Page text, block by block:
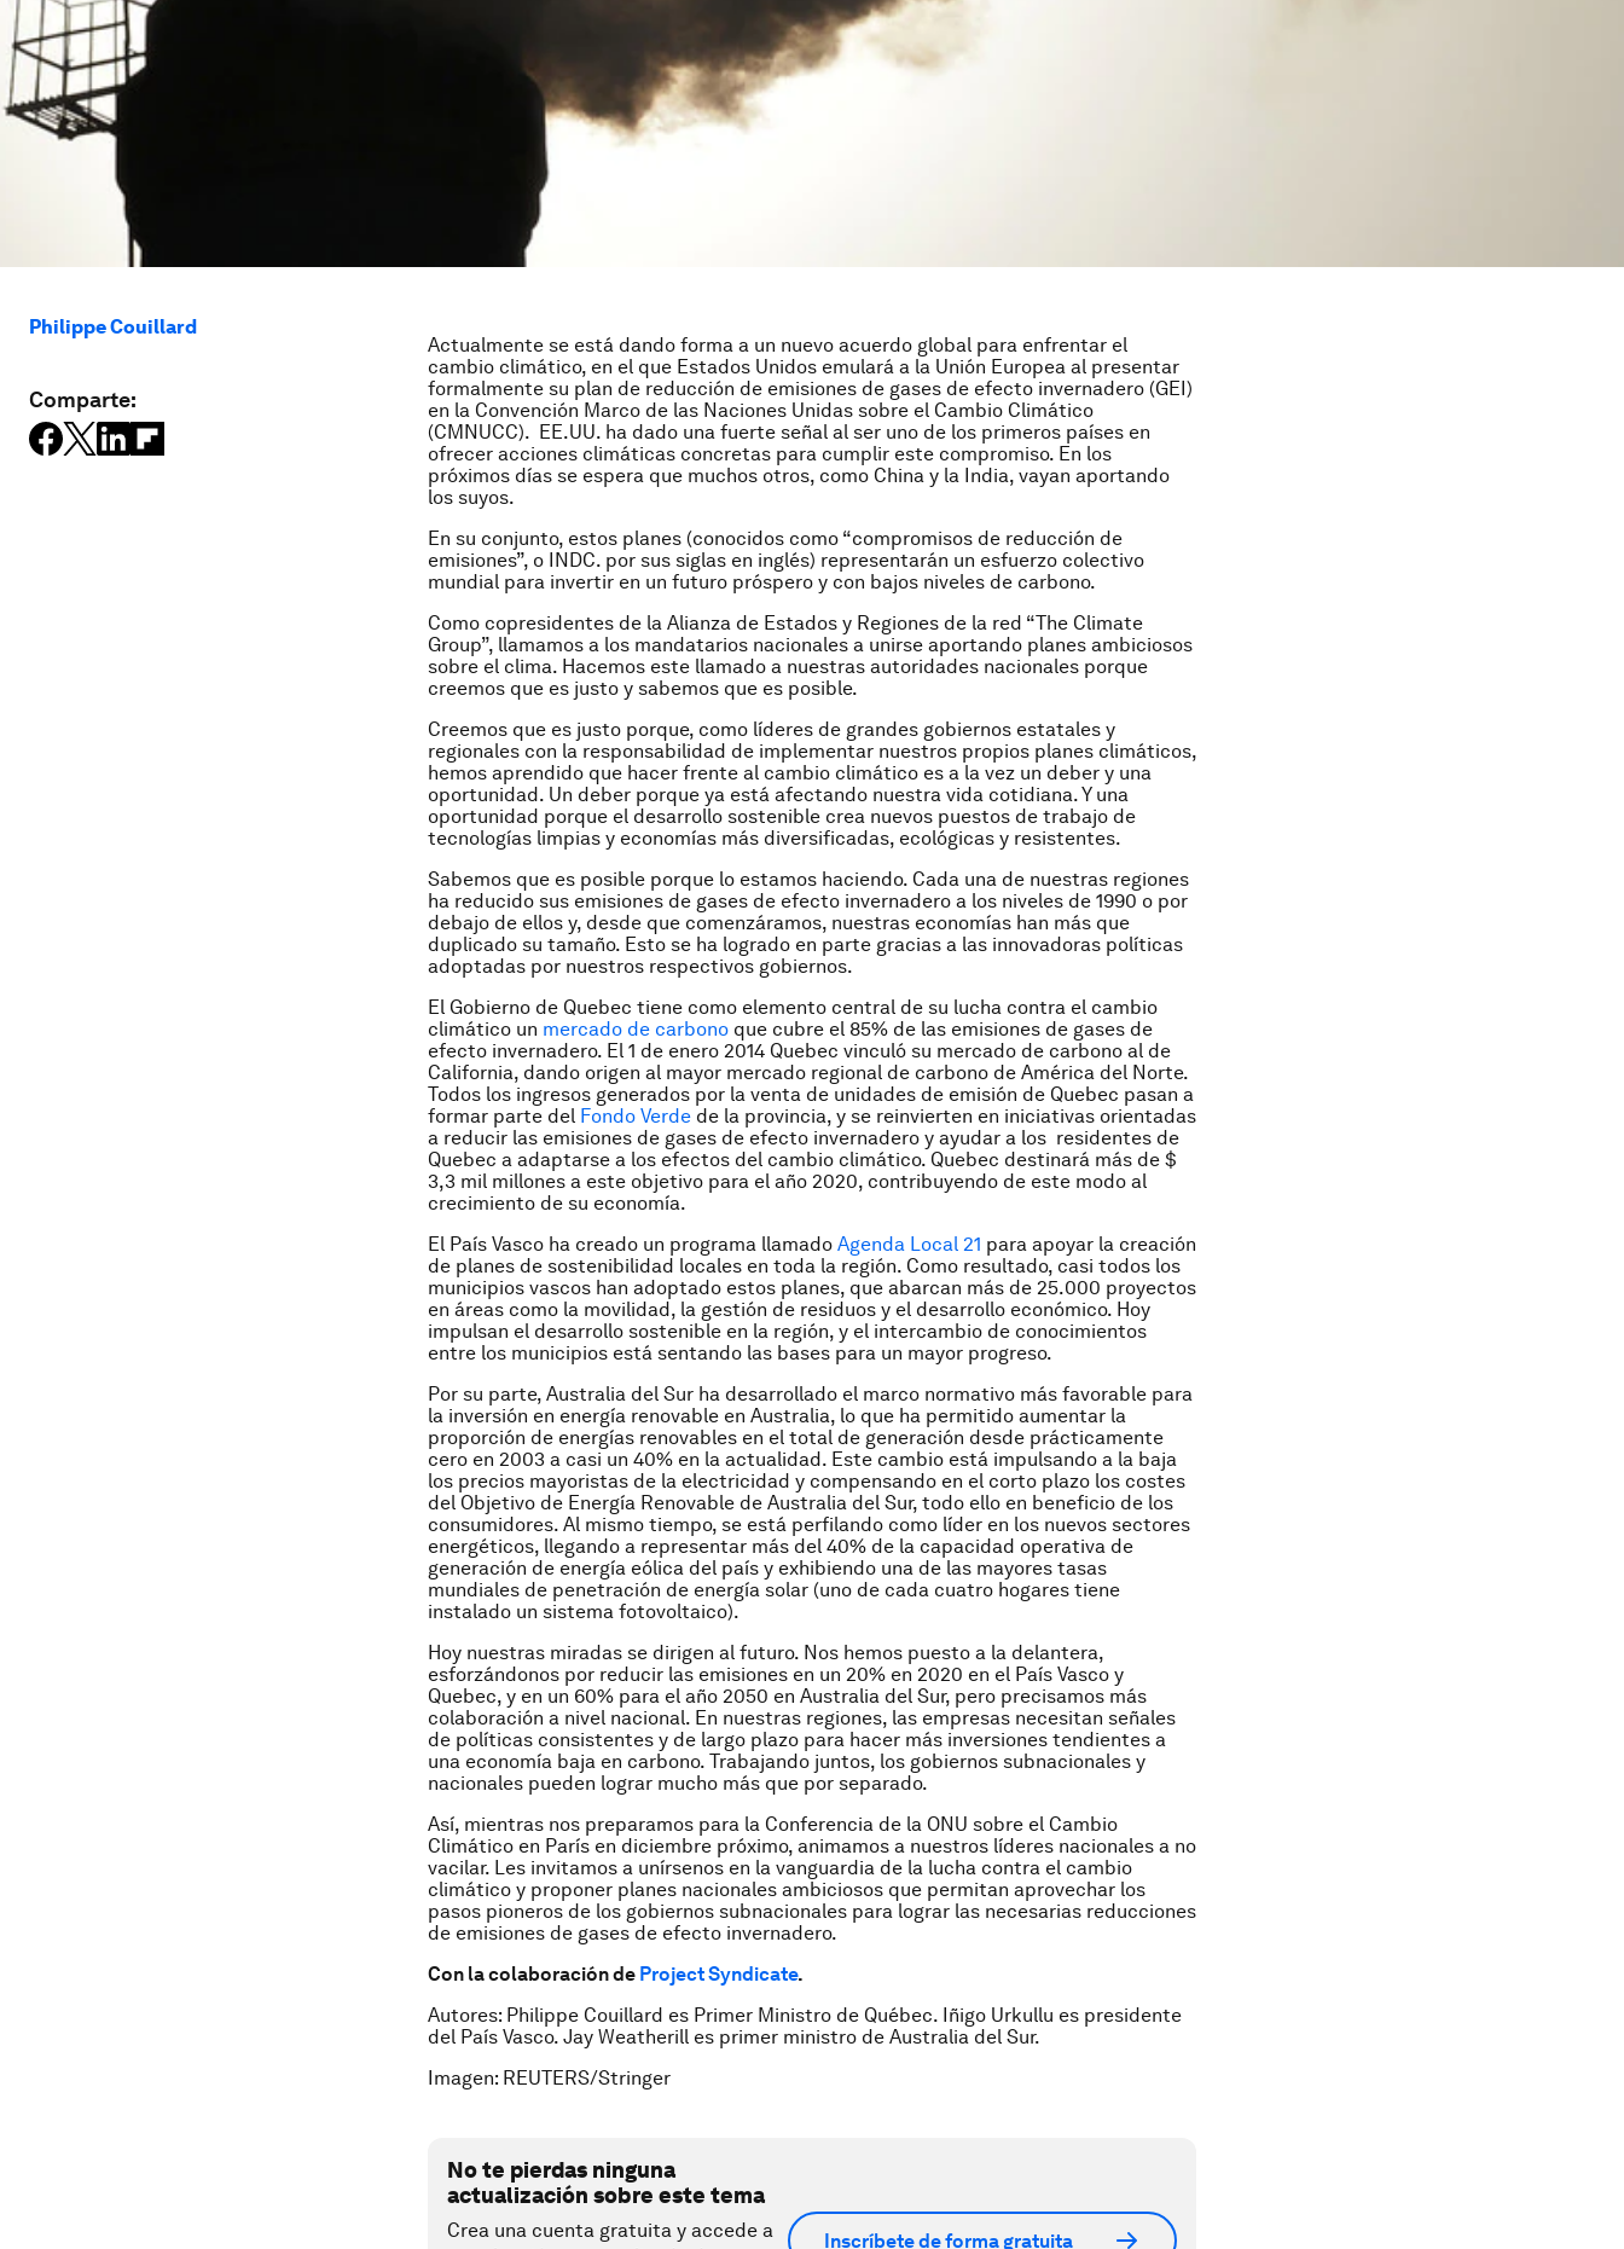
Philippe Couillard
Comparte:
Actualmente se está dando forma a un nuevo acuerdo global para enfrentar el
cambio climático, en el que Estados Unidos emulará a la Unión Europea al presentar
formalmente su plan de reducción de emisiones de gases de efecto invernadero (GEI)
en la Convención Marco de las Naciones Unidas sobre el Cambio Climático
(CMNUCC). EE.UU. ha dado una fuerte señal al ser uno de los primeros países en
ofrecer acciones climáticas concretas para cumplir este compromiso. En los
próximos días se espera que muchos otros, como China y la India, vayan aportando
los suyos.
En su conjunto, estos planes (conocidos como “compromisos de reducción de
emisiones”, o INDC. por sus siglas en inglés) representarán un esfuerzo colectivo
mundial para invertir en un futuro próspero y con bajos niveles de carbono.
Como copresidentes de la Alianza de Estados y Regiones de la red “The Climate
Group”, llamamos a los mandatarios nacionales a unirse aportando planes ambiciosos
sobre el clima. Hacemos este llamado a nuestras autoridades nacionales porque
creemos que es justo y sabemos que es posible.
Creemos que es justo porque, como líderes de grandes gobiernos estatales y
regionales con la responsabilidad de implementar nuestros propios planes climáticos,
hemos aprendido que hacer frente al cambio climático es a la vez un deber y una
oportunidad. Un deber porque ya está afectando nuestra vida cotidiana. Y una
oportunidad porque el desarrollo sostenible crea nuevos puestos de trabajo de
tecnologías limpias y economías más diversificadas, ecológicas y resistentes.
Sabemos que es posible porque lo estamos haciendo. Cada una de nuestras regiones
ha reducido sus emisiones de gases de efecto invernadero a los niveles de 1990 o por
debajo de ellos y, desde que comenzáramos, nuestras economías han más que
duplicado su tamaño. Esto se ha logrado en parte gracias a las innovadoras políticas
adoptadas por nuestros respectivos gobiernos.
El Gobierno de Quebec tiene como elemento central de su lucha contra el cambio
climático un mercado de carbono que cubre el 85% de las emisiones de gases de
efecto invernadero. El 1 de enero 2014 Quebec vinculó su mercado de carbono al de
California, dando origen al mayor mercado regional de carbono de América del Norte.
Todos los ingresos generados por la venta de unidades de emisión de Quebec pasan a
formar parte del Fondo Verde de la provincia, y se reinvierten en iniciativas orientadas
a reducir las emisiones de gases de efecto invernadero y ayudar a los residentes de
Quebec a adaptarse a los efectos del cambio climático. Quebec destinará más de $
3,3 mil millones a este objetivo para el año 2020, contribuyendo de este modo al
crecimiento de su economía.
El País Vasco ha creado un programa llamado Agenda Local 21 para apoyar la creación
de planes de sostenibilidad locales en toda la región. Como resultado, casi todos los
municipios vascos han adoptado estos planes, que abarcan más de 25.000 proyectos
en áreas como la movilidad, la gestión de residuos y el desarrollo económico. Hoy
impulsan el desarrollo sostenible en la región, y el intercambio de conocimientos
entre los municipios está sentando las bases para un mayor progreso.
Por su parte, Australia del Sur ha desarrollado el marco normativo más favorable para
la inversión en energía renovable en Australia, lo que ha permitido aumentar la
proporción de energías renovables en el total de generación desde prácticamente
cero en 2003 a casi un 40% en la actualidad. Este cambio está impulsando a la baja
los precios mayoristas de la electricidad y compensando en el corto plazo los costes
del Objetivo de Energía Renovable de Australia del Sur, todo ello en beneficio de los
consumidores. Al mismo tiempo, se está perfilando como líder en los nuevos sectores
energéticos, llegando a representar más del 40% de la capacidad operativa de
generación de energía eólica del país y exhibiendo una de las mayores tasas
mundiales de penetración de energía solar (uno de cada cuatro hogares tiene
instalado un sistema fotovoltaico).
Hoy nuestras miradas se dirigen al futuro. Nos hemos puesto a la delantera,
esforzándonos por reducir las emisiones en un 20% en 2020 en el País Vasco y
Quebec, y en un 60% para el año 2050 en Australia del Sur, pero precisamos más
colaboración a nivel nacional. En nuestras regiones, las empresas necesitan señales
de políticas consistentes y de largo plazo para hacer más inversiones tendientes a
una economía baja en carbono. Trabajando juntos, los gobiernos subnacionales y
nacionales pueden lograr mucho más que por separado.
Así, mientras nos preparamos para la Conferencia de la ONU sobre el Cambio
Climático en París en diciembre próximo, animamos a nuestros líderes nacionales a no
vacilar. Les invitamos a unírsenos en la vanguardia de la lucha contra el cambio
climático y proponer planes nacionales ambiciosos que permitan aprovechar los
pasos pioneros de los gobiernos subnacionales para lograr las necesarias reducciones
de emisiones de gases de efecto invernadero.
Con la colaboración de Project Syndicate.
Autores: Philippe Couillard es Primer Ministro de Québec. Iñigo Urkullu es presidente
del País Vasco. Jay Weatherill es primer ministro de Australia del Sur.
Imagen: REUTERS/Stringer
No te pierdas ninguna
actualización sobre este tema
Crea una cuenta gratuita y accede a
Inscríbete de forma gratuita